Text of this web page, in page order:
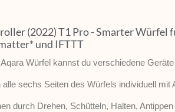
(2022) T1 Pro - Smarter
und IFTTT
Würfel kannst du verschiedene
sechs Seiten des Würfels individuell mit
durch Drehen, Schütteln, Halten,